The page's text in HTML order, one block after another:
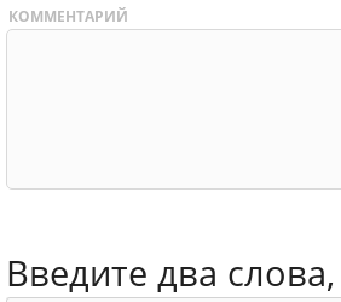
КОММЕНТАРИЙ
Введите два